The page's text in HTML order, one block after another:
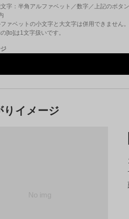
字： 半角アルファベット／数字／上記のボタ
ァベットの小文字と大文字は併用できません
[to]は1文字扱いです。
りイメージ